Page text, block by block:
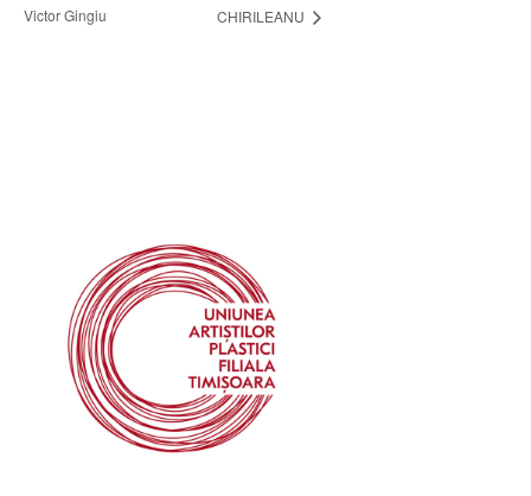
Victor Gingiu
CHIRILEANU